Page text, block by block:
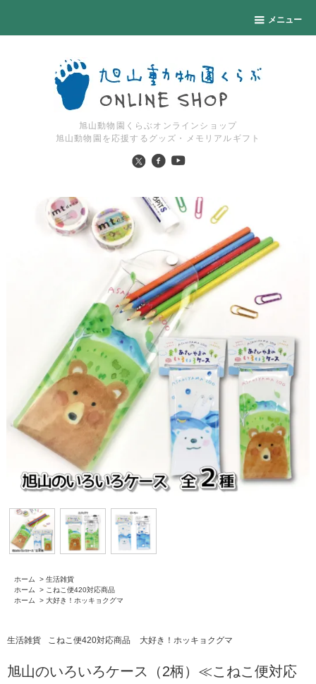
メニュー
旭山動物園くらぶオンラインショップ
旭山動物園を応援するグッズ・メモリアルギフト
ホーム > 生活雑貨
ホーム
> こねこ便420対応商品
ホーム
> 大好き！ホッキョクグマ
生活雑貨 こねこ便420対応商品 大好き！ホッキョクグマ
旭山のいろいろケース（2柄）≪こねこ便対応